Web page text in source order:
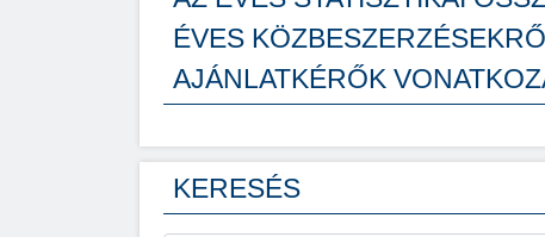
ÉVES
AJÁNLATKÉRŐK
KERESÉS